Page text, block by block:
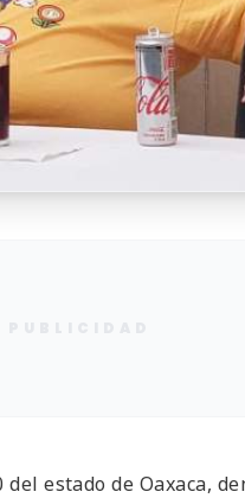
estado de Oaxaca,